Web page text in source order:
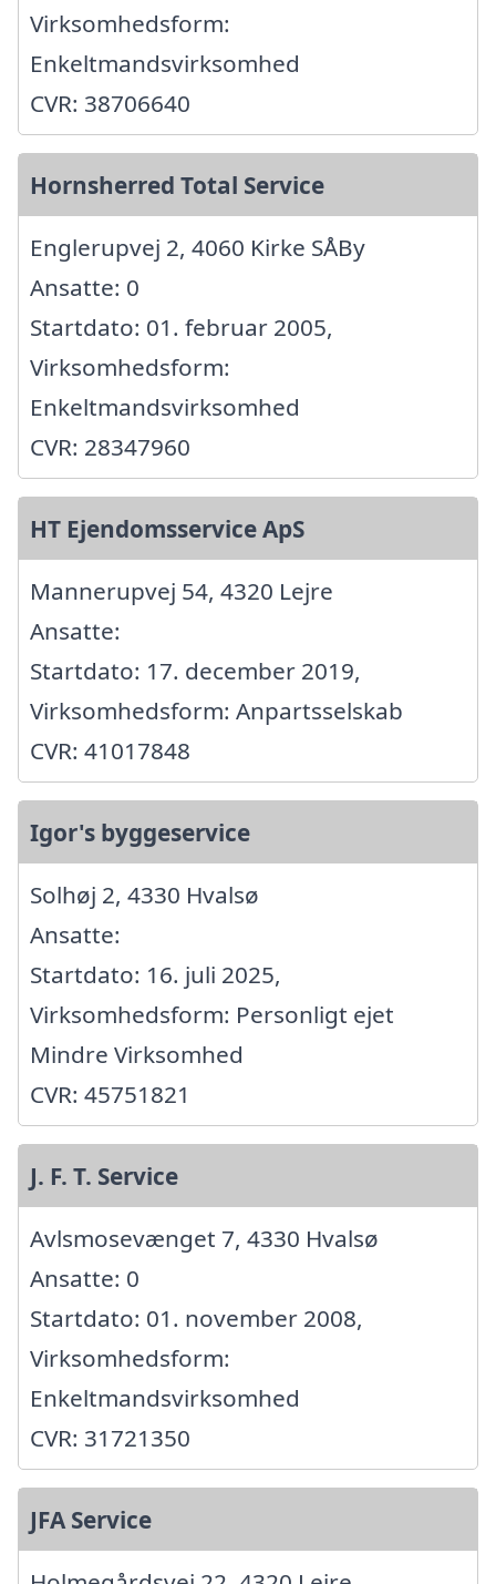
Virksomhedsform:
Enkeltmandsvirksomhed
CVR: 38706640
Hornsherred Total Service
Englerupvej 2, 4060 Kirke SÅBy
Ansatte: 0
Startdato: 01. februar 2005,
Virksomhedsform:
Enkeltmandsvirksomhed
CVR: 28347960
HT Ejendomsservice ApS
Mannerupvej 54, 4320 Lejre
Ansatte:
Startdato: 17. december 2019,
Virksomhedsform: Anpartsselskab
CVR: 41017848
Igor's byggeservice
Solhøj 2, 4330 Hvalsø
Ansatte:
Startdato: 16. juli 2025,
Virksomhedsform: Personligt ejet
Mindre Virksomhed
CVR: 45751821
J. F. T. Service
Avlsmosevænget 7, 4330 Hvalsø
Ansatte: 0
Startdato: 01. november 2008,
Virksomhedsform:
Enkeltmandsvirksomhed
CVR: 31721350
JFA Service